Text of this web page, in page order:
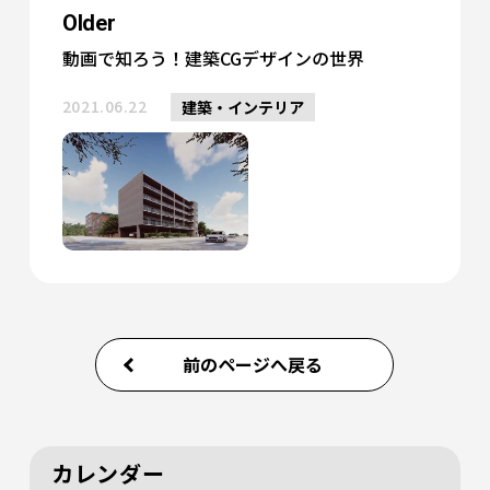
Older
動画で知ろう！建築CGデザインの世界
2021.06.22 建築・インテリア
前のページへ戻る
カレンダー